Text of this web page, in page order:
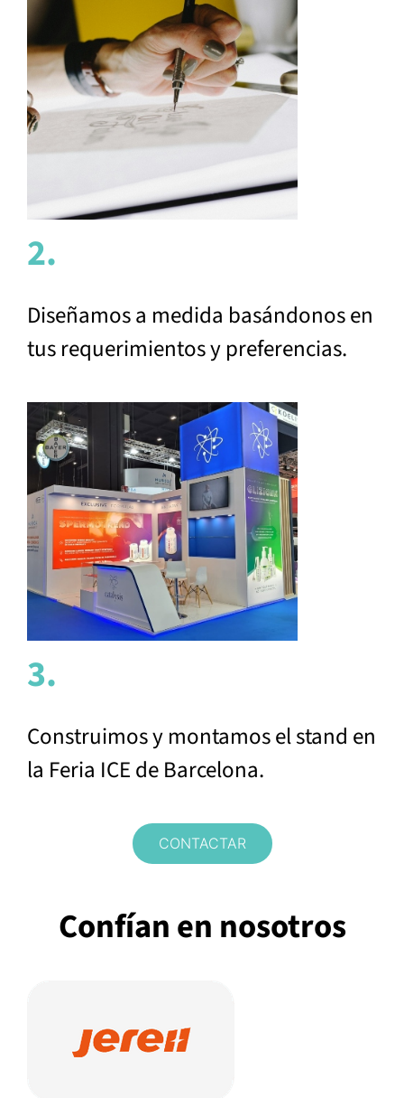
2.
Diseñamos a medida basándonos en
tus requerimientos y preferencias.
3.
Construimos y montamos el stand en
la Feria ICE de Barcelona.
CONTACTAR
Confían en nosotros